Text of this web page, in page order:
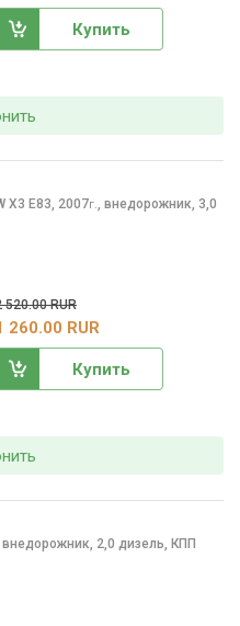
Купить
X3 E83, 2007г., внедорожник, 3,0
520.00 RUR
260.00 RUR
Купить
внедорожник, 2,0 дизель, КПП